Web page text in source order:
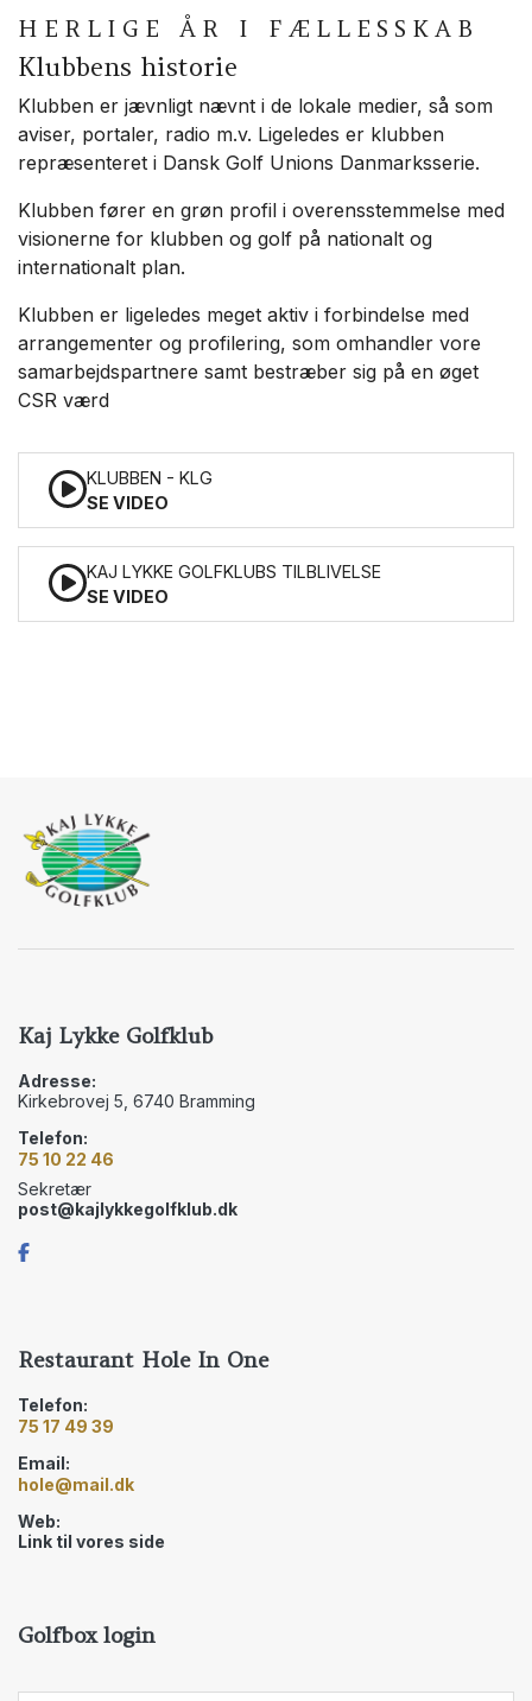
HERLIGE ÅR I FÆLLESSKAB
Klubbens historie
Klubben er jævnligt nævnt i de lokale medier, så som
aviser, portaler, radio m.v. Ligeledes er klubben
repræsenteret i Dansk Golf Unions Danmarksserie.
Klubben fører en grøn profil i overensstemmelse med
visionerne for klubben og golf på nationalt og
internationalt plan.
Klubben er ligeledes meget aktiv i forbindelse med
arrangementer og profilering, som omhandler vore
samarbejdspartnere samt bestræber sig på en øget
CSR værd
KLUBBEN - KLG
SE VIDEO
KAJ LYKKE GOLFKLUBS TILBLIVELSE
SE VIDEO
Kaj Lykke Golfklub
Adresse:
Kirkebrovej 5, 6740 Bramming
Telefon:
75 10 22 46
Sekretær
post@kajlykkegolfklub.dk
Restaurant Hole In One
Telefon:
75 17 49 39
Email:
hole@mail.dk
Web:
Link til vores side
Golfbox login